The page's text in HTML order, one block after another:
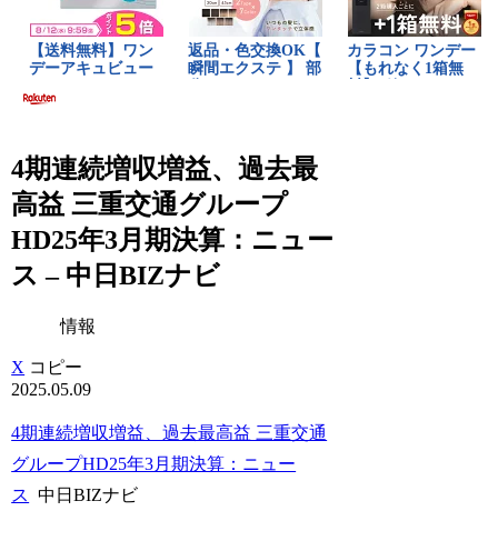
4期連続増収増益、過去最
高益 三重交通グループ
HD25年3月期決算：ニュー
ス – 中日BIZナビ
情報
X コピー
2025.05.09
4期連続増収増益、過去最高益 三重交通
グループHD25年3月期決算：ニュー
ス 中日BIZナビ